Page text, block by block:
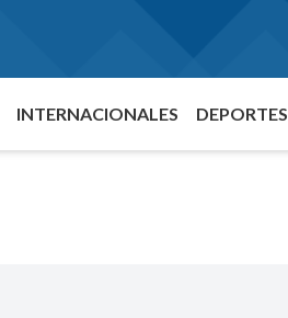
INTERNACIONALES DEPORTES